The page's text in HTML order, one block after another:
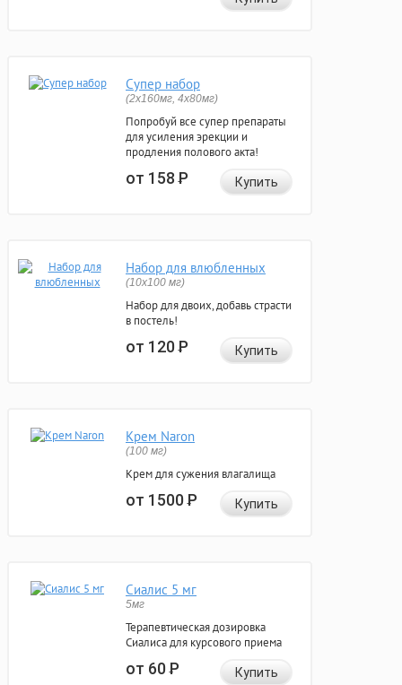
Супер набор
(2х160мг, 4х80мг)
Попробуй все супер препараты
для усиления эрекции и
продления полового акта!
от 158Р Купить
Набор для влюбленных
(10х100 мг)
Набор для двоих, добавь страсти
в постель!
от 120Р Купить
Крем Naron
(100 мг)
Крем для сужения влагалища
от 1500Р Купить
Сиалис 5 мг
5мг
Терапевтическая дозировка
Сиалиса для курсового приема
от 60Р Купить